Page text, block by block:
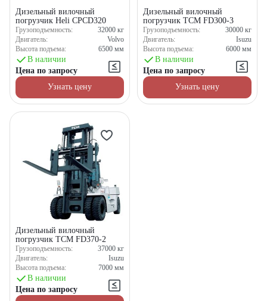
Дизельный вилочный
погрузчик Heli CPCD320
Грузоподъемность: 32000 кг
Двигатель:
Volvo
Высота подъема:
6500 мм
В наличии
Цена по запросу
Узнать цену
Дизельный вилочный
погрузчик TCM FD300-3
Грузоподъемность: 30000 кг
Двигатель:
Isuzu
Высота подъема:
6000 мм
В наличии
Цена по запросу
Узнать цену
Дизельный вилочный
погрузчик TCM FD370-2
Грузоподъемность: 37000 кг
Двигатель:
Isuzu
Высота подъема:
7000 мм
В наличии
Цена по запросу